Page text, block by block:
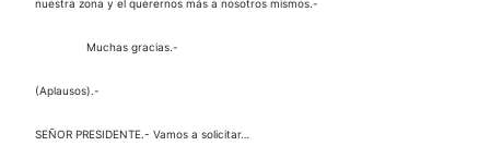
nuestra zona y el querernos más a nosotros mismos.-
Muchas gracias.-
(Aplausos).-
SEÑOR PRESIDENTE.- Vamos a solicitar…